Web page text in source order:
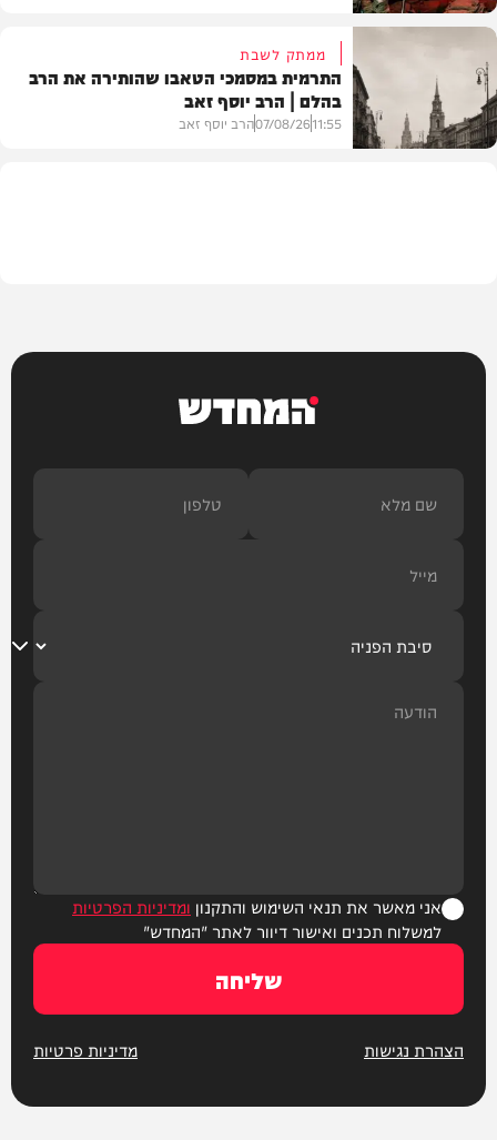
דעות
ממתק לשבת
התרמית במסמכי הטאבו שהותירה את הרב
בהלם | הרב יוסף זאב
11:55
07/08/26הרב יוסף זאב
המחדש
אני מאשר את תנאי השימוש והתקנון ומדיניות הפרטיות
למשלוח תכנים ואישור דיוור לאתר "המחדש"
שליחה
הצהרת נגישות מדיניות פרטיות